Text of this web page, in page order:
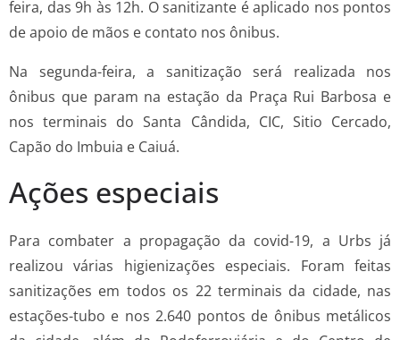
feira, das 9h às 12h. O sanitizante é aplicado nos pontos
de apoio de mãos e contato nos ônibus.
Na segunda-feira, a sanitização será realizada nos
ônibus que param na estação da Praça Rui Barbosa e
nos terminais do Santa Cândida, CIC, Sitio Cercado,
Capão do Imbuia e Caiuá.
Ações especiais
Para combater a propagação da covid-19, a Urbs já
realizou várias higienizações especiais. Foram feitas
sanitizações em todos os 22 terminais da cidade, nas
estações-tubo e nos 2.640 pontos de ônibus metálicos